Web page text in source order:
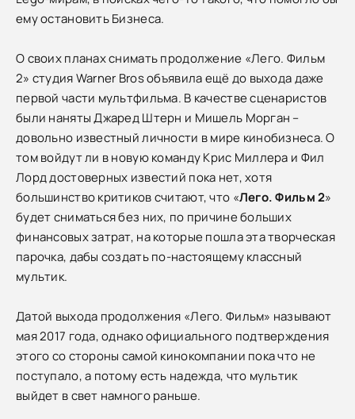
ему остановить Бизнеса.
О своих планах снимать продолжение «Лего. Фильм
2» студия Warner Bros объявила ещё до выхода даже
первой части мультфильма. В качестве сценаристов
были наняты Джаред Штерн и Мишель Морган –
довольно известный личности в мире кинобизнеса. О
том войдут ли в новую команду Крис Миллера и Фил
Лорд достоверных известий пока нет, хотя
большинство критиков считают, что «Лего. Фильм 2»
будет сниматься без них, по причине больших
финансовых затрат, на которые пошла эта творческая
парочка, дабы создать по-настоящему классный
мультик.
Датой выхода продолжения «Лего. Фильм» называют
мая 2017 года, однако официального подтверждения
этого со стороны самой кинокомпании пока что не
поступало, а потому есть надежда, что мультик
выйдет в свет намного раньше.